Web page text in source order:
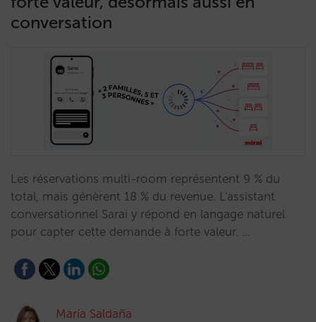
conversation
Les réservations multi-room représentent 9 % du
total, mais génèrent 18 % du revenue. L'assistant
conversationnel Sarai y répond en langage naturel
pour capter cette demande à forte valeur. …
María Saldaña